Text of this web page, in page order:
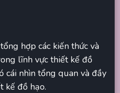
hợp các kiến thức và
lĩnh vực thiết kế đồ
cái nhìn tổng quan và đầy
kế đồ hạo.